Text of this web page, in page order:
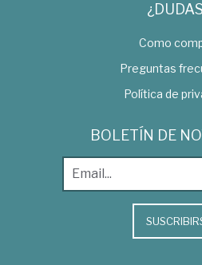
Como
Preguntas
Política de
BOLETÍN DE